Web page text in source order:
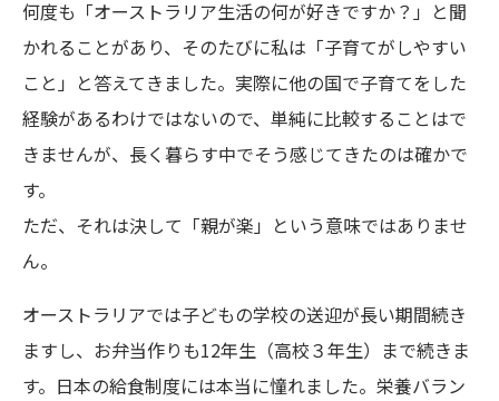
何度も「オーストラリア生活の何が好きですか？」と聞
かれることがあり、そのたびに私は「子育てがしやすい
こと」と答えてきました。実際に他の国で子育てをした
経験があるわけではないので、単純に比較することはで
きませんが、長く暮らす中でそう感じてきたのは確かで
す。
ただ、それは決して「親が楽」という意味ではありませ
ん。
オーストラリアでは子どもの学校の送迎が長い期間続き
ますし、お弁当作りも12年生（高校３年生）まで続きま
す。日本の給食制度には本当に憧れました。栄養バラン